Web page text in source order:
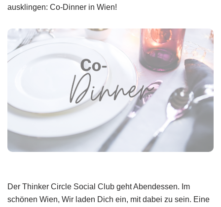
ausklingen: Co-Dinner in Wien!
Der Thinker Circle Social Club geht Abendessen. Im
schönen Wien, Wir laden Dich ein, mit dabei zu sein. Eine